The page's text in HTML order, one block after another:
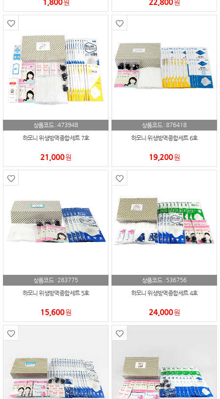
원 원
상품코드 :473948
하모니 위생방역종합세트 7호
21,000원
상품코드 :876418
하모니 위생방역종합세트 6호
19,200원
상품코드 :283775
하모니 위생방역종합세트 5호
15,600원
상품코드 : 536756
하모니 위생방역종합세트 4호
24,000원